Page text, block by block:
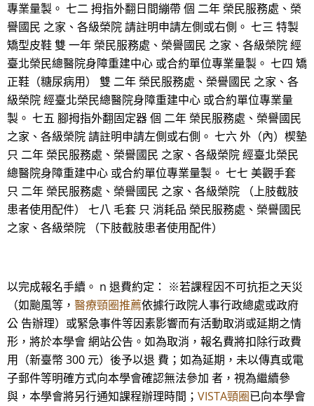
專業量製。 七二 拇指外翻日間繃帶 個 二年 榮民服務處、榮
譽國民 之家、各級榮院 請註明申請左側或右側。 七三 特製
矯型皮鞋 雙 一年 榮民服務處、榮譽國民 之家、各級榮院 經
臺北榮民總醫院身障重建中心 或合約單位專業量製。 七四 矯
正鞋（糖尿病用） 雙 二年 榮民服務處、榮譽國民 之家、各
級榮院 經臺北榮民總醫院身障重建中心 或合約單位專業量
製。 七五 腳拇指外翻固定器 個 二年 榮民服務處、榮譽國民
之家、各級榮院 請註明申請左側或右側。 七六 外（內）楔墊
只 二年 榮民服務處、榮譽國民 之家、各級榮院 經臺北榮民
總醫院身障重建中心 或合約單位專業量製。 七七 美觀手套
只 二年 榮民服務處、榮譽國民 之家、各級榮院 （上肢截肢
患者使用配件） 七八 毛套 只 消耗品 榮民服務處、榮譽國民
之家、各級榮院 （下肢截肢患者使用配件）
以完成報名手續。 n 退費約定： ※若課程因不可抗拒之天災
（如颱風等， 醫療頸圈推薦依據行政院人事行政總處或政府
公 告辦理）或緊急事件等因素影響而有活動取消或延期之情
形，將於本學會 網站公告。如為取消，報名費將扣除行政費
用（新臺幣 300 元）後予以退 費；如為延期，未以傳真或電
子郵件等明確方式向本學會確認無法參加 者，視為繼續參
與，本學會將另行通知課程辦理時間； VISTA頸圈已向本學會